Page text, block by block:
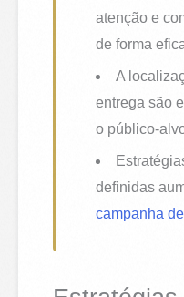
atenção e
de forma
A
entrega são
o público-
definidas
campanha